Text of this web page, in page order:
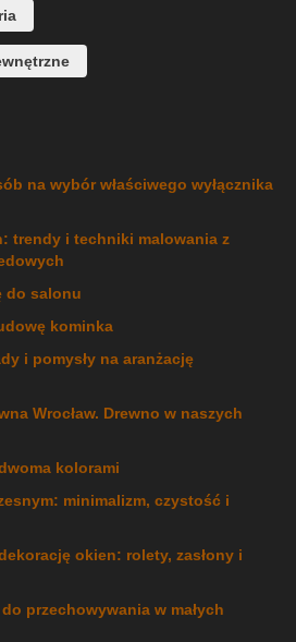
na wybór właściwego wyłącznika
trendy i techniki malowania z
do salonu
kominka
i pomysły na aranżację
Wrocław. Drewno w naszych
kolorami
minimalizm, czystość i
okien: rolety, zasłony i
przechowywania w małych